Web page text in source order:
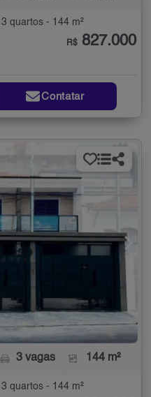
quartos - 144 m²
R$ 827.000
Contatar
3 vagas 144 m²
quartos - 144 m²